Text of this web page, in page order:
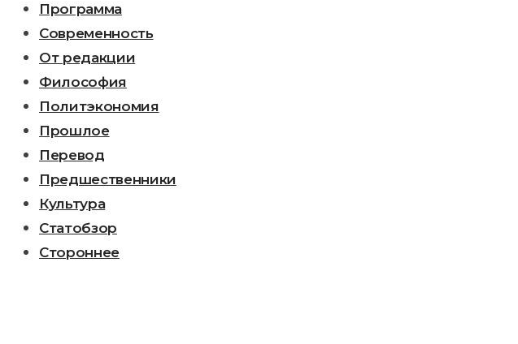
Программа
Современность
От редакции
Философия
Политэкономия
Прошлое
Перевод
Предшественники
Культура
Статобзор
Стороннее